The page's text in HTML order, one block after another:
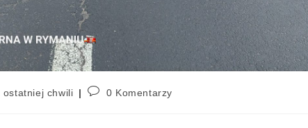
ostatniej chwili 0 Komentarzy